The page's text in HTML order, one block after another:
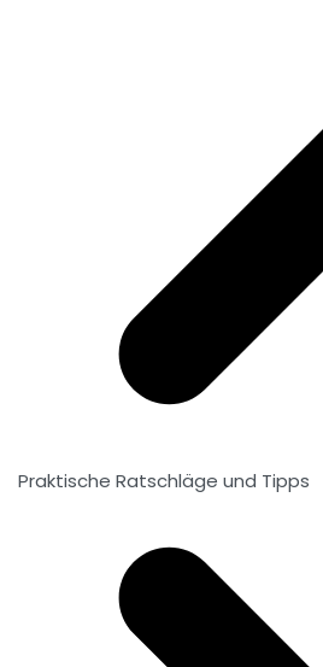
Praktische Ratschläge und Tipps